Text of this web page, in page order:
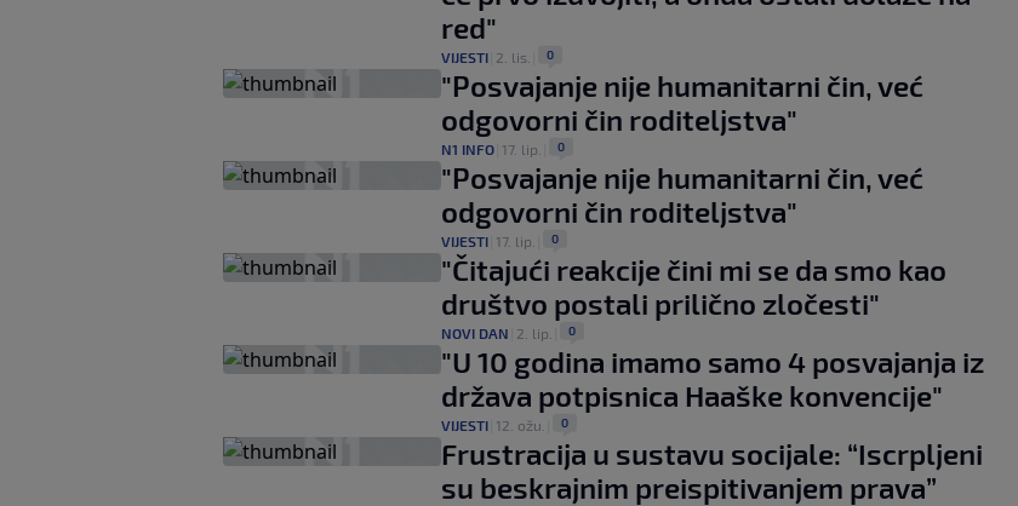
red"
VIJESTI 2. lis. 0
"Posvajanje nije humanitarni čin, već
odgovorni čin roditeljstva"
N1 INFO 17. lip. 0
"Posvajanje nije humanitarni čin, već
odgovorni čin roditeljstva"
VIJESTI 17. lip. 0
"Čitajući reakcije čini mi se da smo kao
društvo postali prilično zločesti"
NOVI DAN 2. lip. 0
"U 10 godina imamo samo 4 posvajanja iz
država potpisnica Haaške konvencije"
VIJESTI 12. ožu. 0
Frustracija u sustavu socijale: “Iscrpljeni
su beskrajnim preispitivanjem prava”